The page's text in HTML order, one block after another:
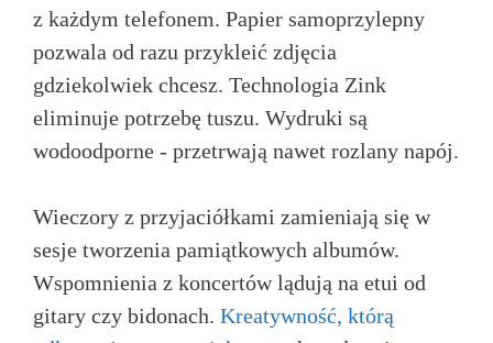
z każdym telefonem. Papier samoprzylepny
pozwala od razu przykleić zdjęcia
gdziekolwiek chcesz. Technologia Zink
eliminuje potrzebę tuszu. Wydruki są
wodoodporne - przetrwają nawet rozlany napój.
Wieczory z przyjaciółkami zamieniają się w
sesje tworzenia pamiątkowych albumów.
Wspomnienia z koncertów lądują na etui od
gitary czy bidonach. Kreatywność, którą